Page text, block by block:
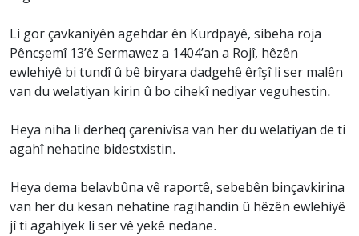
Li gor çavkaniyên agehdar ên Kurdpayê, sibeha roja
Pêncşemî 13’ê Sermawez a 1404’an a Rojî, hêzên
ewlehiyê bi tundî û bê biryara dadgehê êrîşî li ser malên
van du welatiyan kirin û bo cihekî nediyar veguhestin.
Heya niha li derheq çarenivîsa van her du welatiyan de ti
agahî nehatine bidestxistin.
Heya dema belavbûna vê raportê, sebebên binçavkirina
van her du kesan nehatine ragihandin û hêzên ewlehiyê
jî ti agahiyek li ser vê yekê nedane.